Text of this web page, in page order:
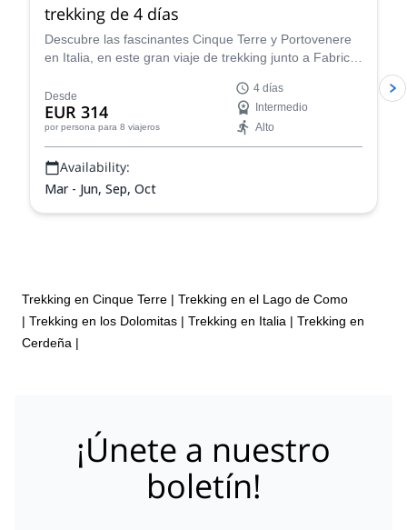
trekking de 4 días
Descubre las fascinantes Cinque Terre y Portovenere
en Italia, en este gran viaje de trekking junto a Fabrice,
Desde
EUR 314
por persona para 8 viajeros
4 días
Intermedio
Alto
Availability:
Mar - Jun, Sep, Oct
Trekking en Cinque Terre | Trekking en el Lago de Como
| Trekking en los Dolomitas | Trekking en Italia | Trekking en
Cerdeña |
¡Únete a nuestro
boletín!